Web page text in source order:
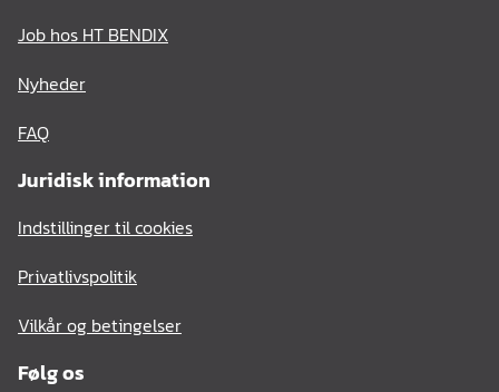
Job hos HT BENDIX
Nyheder
FAQ
Juridisk information
Indstillinger til cookies
Privatlivspolitik
Vilkår og betingelser
Følg os